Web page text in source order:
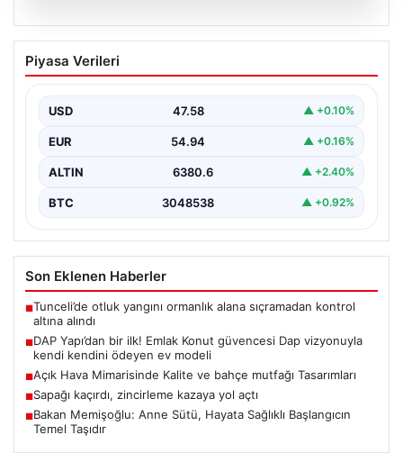
DAP Yapı’dan bir ilk! Emlak Konut
güvencesi Dap vizyonuyla kendi
Piyasa Verileri
USD 47.58 ▲ +0.10%
EUR 54.94 ▲ +0.16%
ALTIN 6380.6 ▲ +2.40%
BTC 3048538 ▲ +0.92%
Son Eklenen Haberler
■Tunceli’de otluk yangını ormanlık alana sıçramadan kontrol
altına alındı
■DAP Yapı’dan bir ilk! Emlak Konut güvencesi Dap vizyonuyla
kendi kendini ödeyen ev modeli
■Açık Hava Mimarisinde Kalite ve bahçe mutfağı Tasarımları
■Sapağı kaçırdı, zincirleme kazaya yol açtı
■Bakan Memişoğlu: Anne Sütü, Hayata Sağlıklı Başlangıcın
Temel Taşıdır